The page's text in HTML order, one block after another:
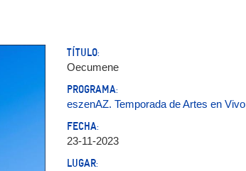
TÍTULO:
Oecumene
PROGRAMA:
eszenAZ. Temporada de Artes en Vivo
FECHA:
23-11-2023
LUGAR: